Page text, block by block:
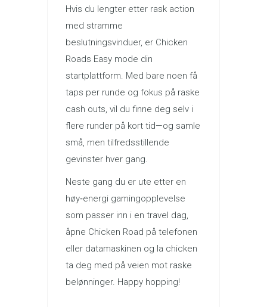
Hvis du lengter etter rask action
med stramme
beslutningsvinduer, er Chicken
Roads Easy mode din
startplattform. Med bare noen få
taps per runde og fokus på raske
cash outs, vil du finne deg selv i
flere runder på kort tid—og samle
små, men tilfredsstillende
gevinster hver gang.
Neste gang du er ute etter en
høy‑energi gamingopplevelse
som passer inn i en travel dag,
åpne Chicken Road på telefonen
eller datamaskinen og la chicken
ta deg med på veien mot raske
belønninger. Happy hopping!